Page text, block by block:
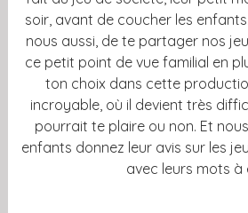
soir, avant de coucher les
nous aussi, de te partager nos
ce petit point de vue familial en
ton choix dans cette
incroyable, où il devient très
pourrait te plaire ou non. Et
enfants donnez leur avis sur les
avec leurs mots à